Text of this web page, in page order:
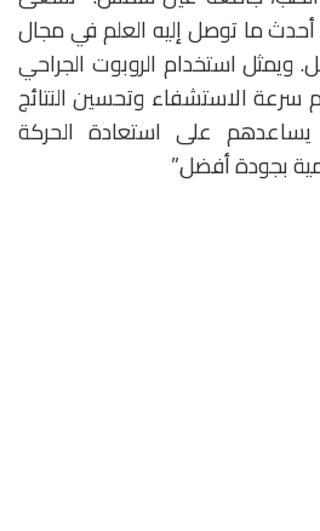
أحدث ما توصل إليه العلم في مجال
ويمثل استخدام الروبوت الجراحي
الاستشفاء وتحسين النتائج
يساعدهم على استعادة الحركة
بجودة أفضل.”